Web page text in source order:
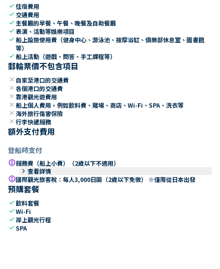
check住宿費用
check 交通費用
check 主餐廳的早餐、午餐、晚餐及自助餐廳
check表演、活動等娛樂項目
check船上設施使用費（健身中心、游泳池、按摩浴缸、俱樂部休息室、圖書館
等）
check船上活動（遊戲、問答、手工課程等）
郵輪票價不包含項目
close 自家至港口的交通費
close 各個港口的交通費
close 靠港觀光遊費用
close 船上個人費用，例如飲料費、賭場、商店、Wi-Fi、SPA、洗衣等
close 海外旅行傷害保險
close 行李快遞服務
額外支付費用
登船時支付
paid服務費（船上小費）（2歲以下不適用）
keyboard_arrow_right 查看詳情
paid國際觀光旅客稅：每人3,000日圓（2歲以下免徵） ※僅限從日本出發
預購套餐
check飲料套餐
checkWi-Fi
check 岸上觀光行程
checkSPA